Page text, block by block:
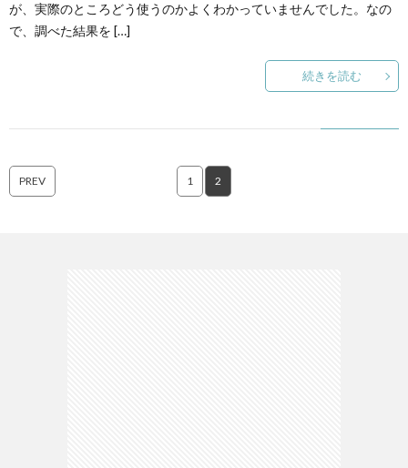
が、実際のところどう使うのかよくわかっていませんでした。なの
で、調べた結果を […]
続きを読む
PREV 1 2